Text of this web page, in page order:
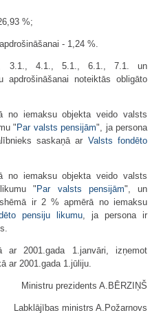
%;
- 1,24 %.
3.1., 4.1., 5.1., 6.1., 7.1. un
apdrošināšanai noteiktās obligāto
no iemaksu objekta veido valsts
" Par valsts pensijām", ja persona
saskaņā ar Valsts fondēto
no iemaksu objekta veido valsts
" Par valsts pensijām", un
ir 2 % apmērā no iemaksu
pensiju likumu, ja persona ir
ar 2001.gada 1.janvāri, izņemot
ar 2001.gada 1.jūliju.
Ministru prezidents A.BĒRZIŅŠ
Labklājības ministrs A.Požarnovs